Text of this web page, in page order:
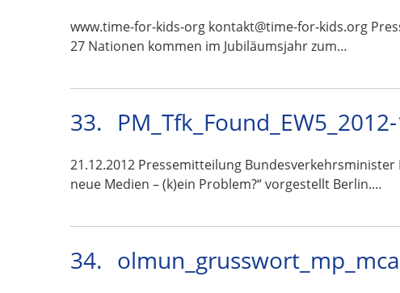
www.time-for-kids-org kontakt@time-for-kids.org
27 Nationen kommen im Jubiläumsjahr zum…
33.
21.12.2012 Pressemitteilung
neue Medien – (k)ein Problem?“ vorgestellt Berlin.…
34.